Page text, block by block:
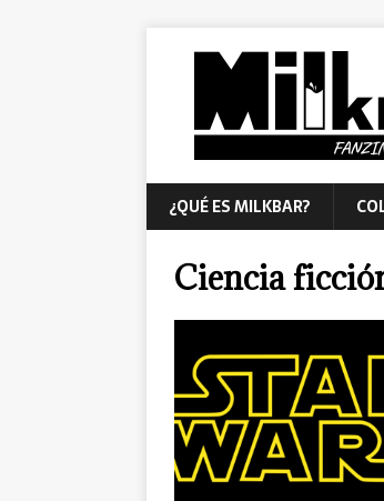
¿QUÉ ES MILKBAR?
Ciencia